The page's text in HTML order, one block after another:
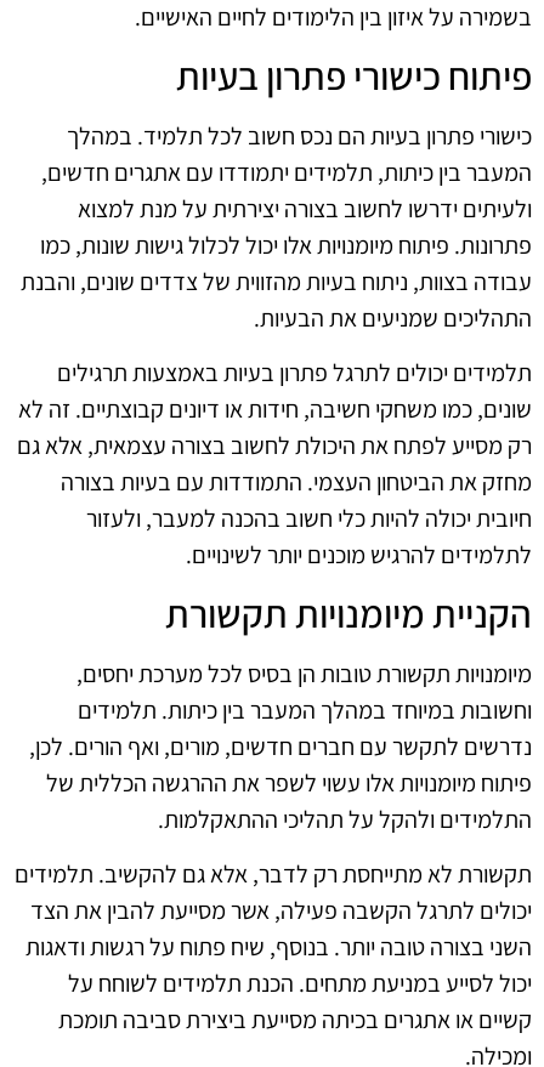
בשמירה על איזון בין הלימודים לחיים האישיים.
פיתוח כישורי פתרון בעיות
כישורי פתרון בעיות הם נכס חשוב לכל תלמיד. במהלך
המעבר בין כיתות, תלמידים יתמודדו עם אתגרים חדשים,
ולעיתים ידרשו לחשוב בצורה יצירתית על מנת למצוא
פתרונות. פיתוח מיומנויות אלו יכול לכלול גישות שונות, כמו
עבודה בצוות, ניתוח בעיות מהזווית של צדדים שונים, והבנת
התהליכים שמניעים את הבעיות.
תלמידים יכולים לתרגל פתרון בעיות באמצעות תרגילים
שונים, כמו משחקי חשיבה, חידות או דיונים קבוצתיים. זה לא
רק מסייע לפתח את היכולת לחשוב בצורה עצמאית, אלא גם
מחזק את הביטחון העצמי. התמודדות עם בעיות בצורה
חיובית יכולה להיות כלי חשוב בהכנה למעבר, ולעזור
לתלמידים להרגיש מוכנים יותר לשינויים.
הקניית מיומנויות תקשורת
מיומנויות תקשורת טובות הן בסיס לכל מערכת יחסים,
וחשובות במיוחד במהלך המעבר בין כיתות. תלמידים
נדרשים לתקשר עם חברים חדשים, מורים, ואף הורים. לכן,
פיתוח מיומנויות אלו עשוי לשפר את ההרגשה הכללית של
התלמידים ולהקל על תהליכי ההתאקלמות.
תקשורת לא מתייחסת רק לדבר, אלא גם להקשיב. תלמידים
יכולים לתרגל הקשבה פעילה, אשר מסייעת להבין את הצד
השני בצורה טובה יותר. בנוסף, שיח פתוח על רגשות ודאגות
יכול לסייע במניעת מתחים. הכנת תלמידים לשוחח על
קשיים או אתגרים בכיתה מסייעת ביצירת סביבה תומכת
ומכילה.